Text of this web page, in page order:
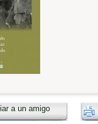
a un amigo